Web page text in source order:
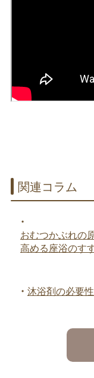
関連コラム
・
おむつかぶれの
高める座浴のす
・ 沐浴剤の必要